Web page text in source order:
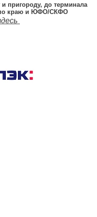
и пригороду, до терминала
по краю и ЮФО/СКФО